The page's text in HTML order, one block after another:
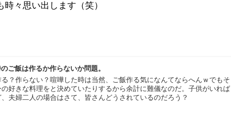
々思い出します（笑）
ご飯は作るか作らないか問題。
？作らない？喧嘩した時は当然、ご飯作る気になんてならへんｗでもそ
好きな料理をと決めていたりするから余計に難儀なのだ。子供がいれば
夫婦二人の場合はさて、皆さんどうされているのだろう？